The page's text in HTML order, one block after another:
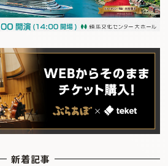
新着記事